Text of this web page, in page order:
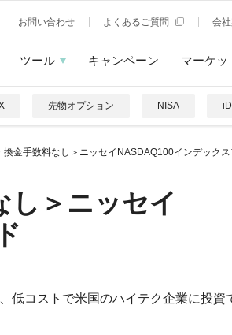
お問い合わせ よくあるご質問 会
ツール キャンペーン マーケッ
先物オプション NISA
換金手数料なし＞ニッセイNASDAQ100インデック
し＞ニッセイ
低コストで米国のハイテク企業に投資